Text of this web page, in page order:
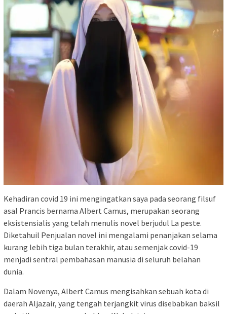
Kehadiran covid 19 ini mengingatkan saya pada seorang filsuf
asal Prancis bernama Albert Camus, merupakan seorang
eksistensialis yang telah menulis novel berjudul La peste.
Diketahuil Penjualan novel ini mengalami penanjakan selama
kurang lebih tiga bulan terakhir, atau semenjak covid-19
menjadi sentral pembahasan manusia di seluruh belahan
dunia.
Dalam Novenya, Albert Camus mengisahkan sebuah kota di
daerah Aljazair, yang tengah terjangkit virus disebabkan baksil